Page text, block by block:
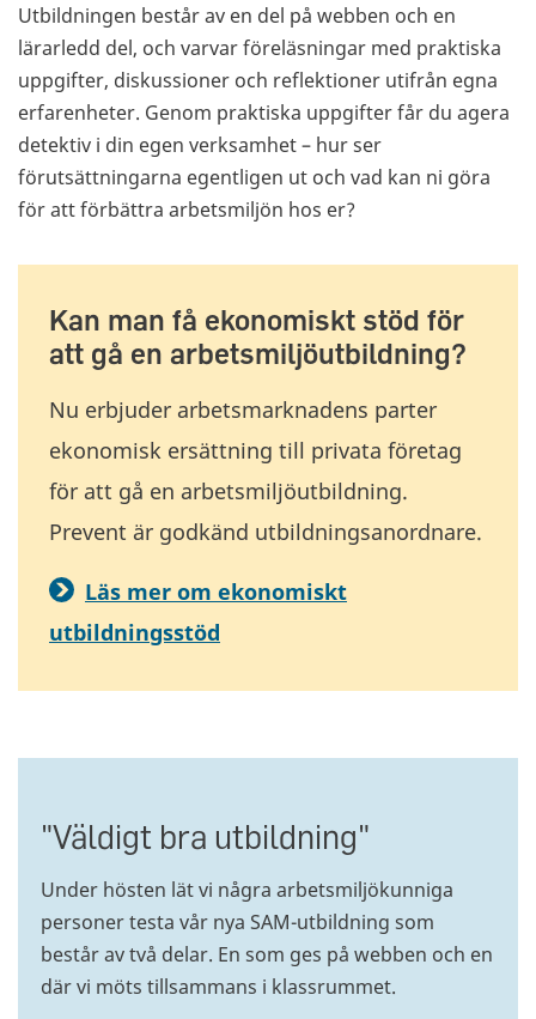
Utbildningen består av en del på webben och en
lärarledd del, och varvar föreläsningar med praktiska
uppgifter, diskussioner och reflektioner utifrån egna
erfarenheter. Genom praktiska uppgifter får du agera
detektiv i din egen verksamhet – hur ser
förutsättningarna egentligen ut och vad kan ni göra
för att förbättra arbetsmiljön hos er?
Kan man få ekonomiskt stöd för
att gå en arbetsmiljöutbildning?
Nu erbjuder arbetsmarknadens parter
ekonomisk ersättning till privata företag
för att gå en arbetsmiljöutbildning.
Prevent är godkänd utbildningsanordnare.
Läs mer om ekonomiskt
utbildningsstöd
"Väldigt bra utbildning"
Under hösten lät vi några arbetsmiljökunniga
personer testa vår nya SAM-utbildning som
består av två delar. En som ges på webben och en
där vi möts tillsammans i klassrummet.